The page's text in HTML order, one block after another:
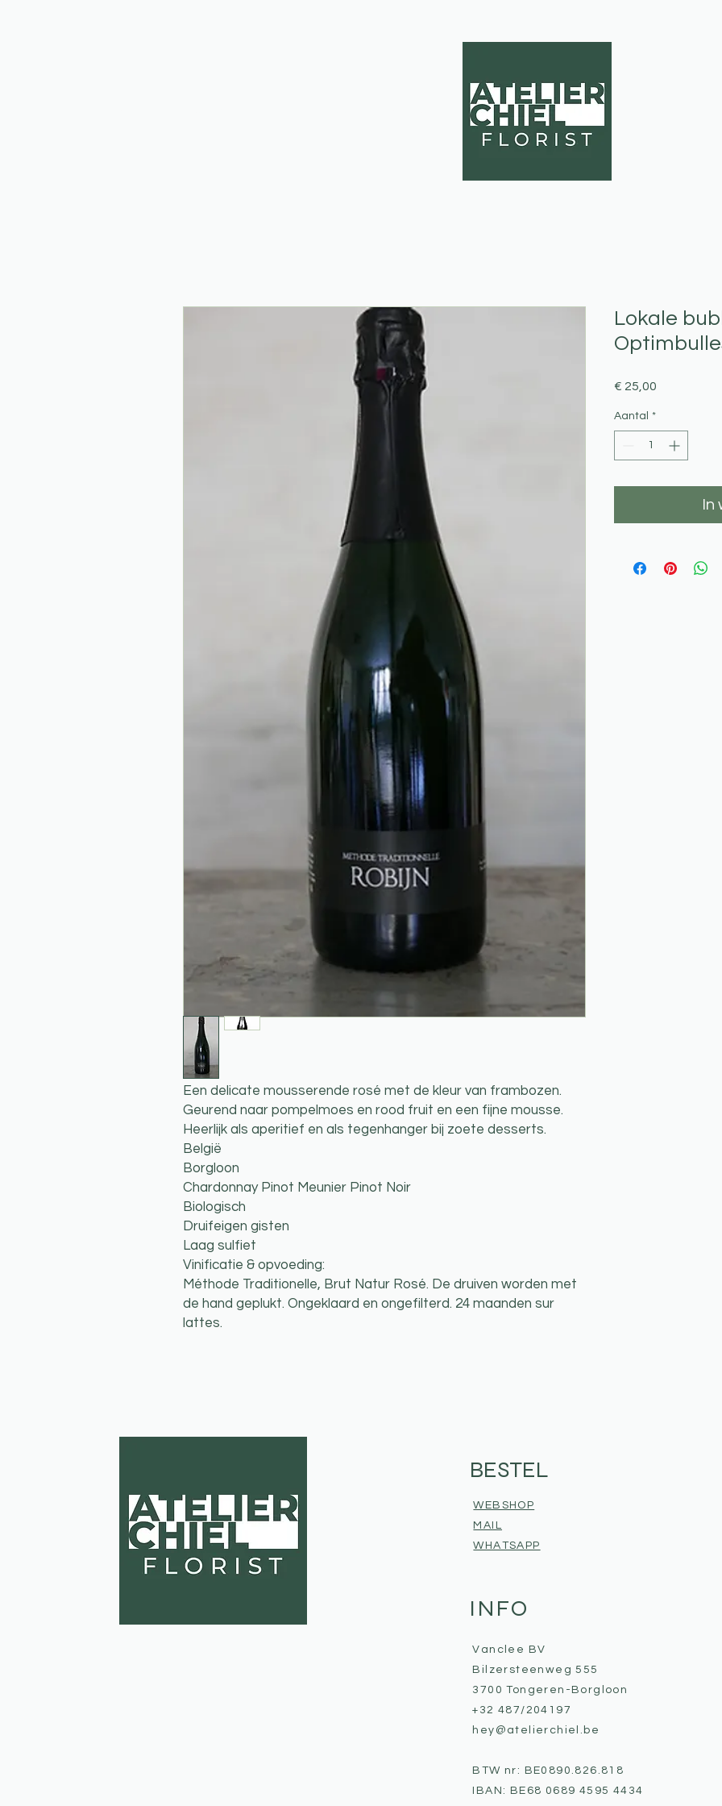
Een delicate mousserende rosé met de kleur van frambozen.
Geurend naar pompelmoes en rood fruit en een fijne mousse.
Heerlijk als aperitief en als tegenhanger bij zoete desserts.
België
Borgloon
Chardonnay Pinot Meunier Pinot Noir
Biologisch
Druifeigen gisten
Laag sulfiet
Vinificatie & opvoeding:
Méthode Traditionelle, Brut Natur Rosé. De druiven worden met
de hand geplukt. Ongeklaard en ongefilterd. 24 maanden sur
lattes.
Lokale
€ 25,00
Aantal *
BESTEL
WEBSHOP
MAIL
WHATSAPP
INFO
Vanclee BV
Bilzersteenweg 555
3700 Tongeren-Borgloon
+32 487/204197
hey@atelierchiel.be
BTW nr: BE0890.826.818
IBAN: BE68 0689 4595 4434